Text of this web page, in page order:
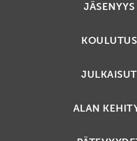
JÄSENYYS
KOULUTUS
JULKAISUT
ALAN